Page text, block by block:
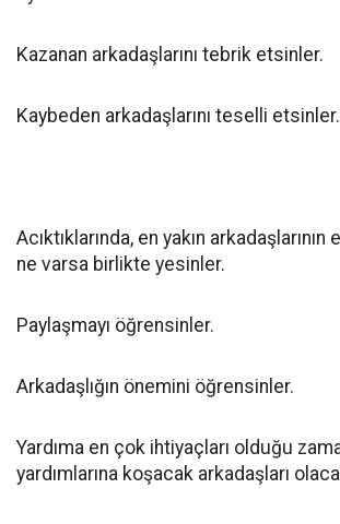
Kazanan arkadaşlarını tebrik etsinler.
Kaybeden arkadaşlarını teselli etsinler.
Acıktıklarında, en yakın
ne varsa birlikte yesinler.
Paylaşmayı öğrensinler.
Arkadaşlığın önemini öğrensinler.
Yardıma en çok ihtiyaçları olduğu
yardımlarına koşacak arkadaşları